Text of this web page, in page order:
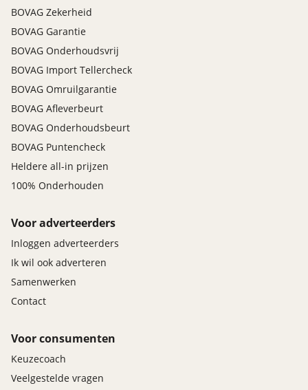
BOVAG Zekerheid
BOVAG Garantie
BOVAG Onderhoudsvrij
BOVAG Import Tellercheck
BOVAG Omruilgarantie
BOVAG Afleverbeurt
BOVAG Onderhoudsbeurt
BOVAG Puntencheck
Heldere all-in prijzen
100% Onderhouden
Voor adverteerders
Inloggen adverteerders
Ik wil ook adverteren
Samenwerken
Contact
Voor consumenten
Keuzecoach
Veelgestelde vragen